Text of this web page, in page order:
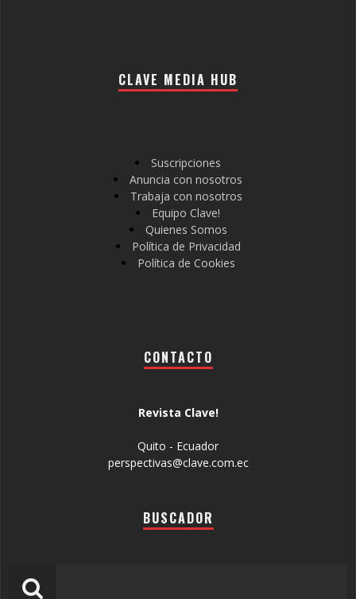
CLAVE MEDIA HUB
Suscripciones
Anuncia con nosotros
Trabaja con nosotros
Equipo Clave!
Quienes Somos
Política de Privacidad
Política de Cookies
CONTACTO
Revista Clave!
Quito - Ecuador
perspectivas@clave.com.ec
BUSCADOR